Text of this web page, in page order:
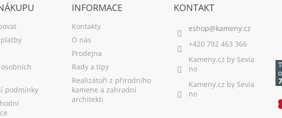
podmínky
INFORMACE
Kontakty
O nás
Prodejna
Rady a tipy
Realizátoři z přírodního
kamene a zahradní
architekti
KONTAKT
+420 792 463 366
Kameny.cz by Sevia
no
Kameny.cz by Sevia
no